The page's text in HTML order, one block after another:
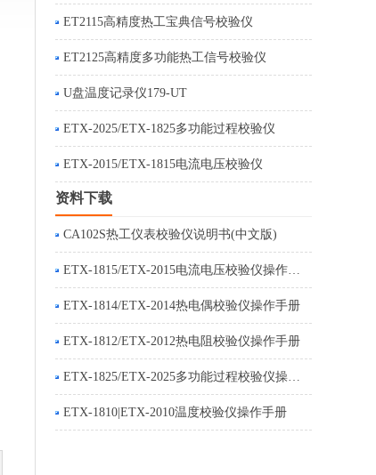
ET2115高精度热工宝典信号校验仪
ET2125高精度多功能热工信号校验仪
U盘温度记录仪179-UT
ETX-2025/ETX-1825多功能过程校验仪
ETX-2015/ETX-1815电流电压校验仪
资料下载
CA102S热工仪表校验仪说明书(中文版)
ETX-1815/ETX-2015电流电压校验仪操作手册
ETX-1814/ETX-2014热电偶校验仪操作手册
ETX-1812/ETX-2012热电阻校验仪操作手册
ETX-1825/ETX-2025多功能过程校验仪操作手册
ETX-1810|ETX-2010温度校验仪操作手册